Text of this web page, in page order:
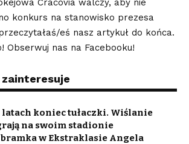
Cracovia walczy, aby nie
konkurs na stanowisko prezesa
eś nasz artykuł do końca.
Obserwuj nas na Facebooku!
zainteresuje
latach koniec tułaczki. Wiślanie
na swoim stadionie
w Ekstraklasie Angela